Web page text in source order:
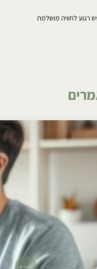
רגוע לחוויה מושלמת